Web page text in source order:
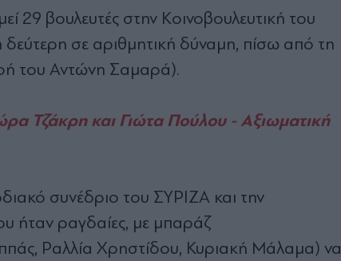
29 βουλευτές στην Κοινοβουλευτική του
σε αριθμητική δύναμη, πίσω από τη
του Αντώνη Σαμαρά).
Τζάκρη και Γιώτα Πούλου - Αξιωματική
συνέδριο του ΣΥΡΙΖΑ και την
ήταν ραγδαίες, με μπαράζ
Ραλλία Χρηστίδου, Κυριακή Μάλαμα) να